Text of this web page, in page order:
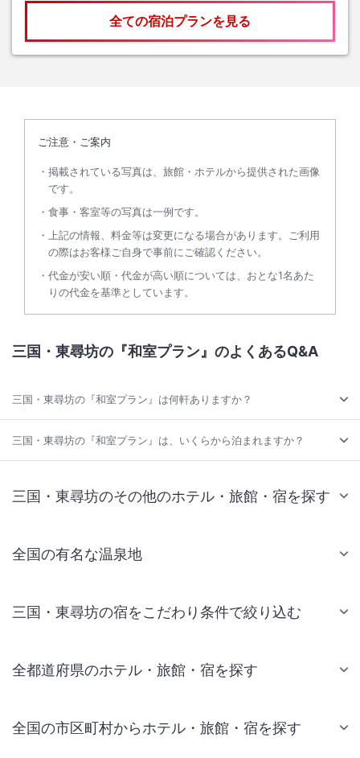
全ての宿泊プランを見る
ご注意・ご案内
掲載されている写真は、旅館・ホテルから提供された画像
です。
食事・客室等の写真は一例です。
上記の情報、料金等は変更になる場合があります。ご利用
の際はお客様ご自身で事前にご確認ください。
代金が安い順・代金が高い順については、おとな1名あた
りの代金を基準としています。
三国・東尋坊の『和室プラン』のよくあるQ&A
三国・東尋坊の『和室プラン』は何軒ありますか？
三国・東尋坊の『和室プラン』は、いくらから泊まれますか？
三国・東尋坊のその他のホテル・旅館・宿を探す
全国の有名な温泉地
三国・東尋坊の宿をこだわり条件で絞り込む
全都道府県のホテル・旅館・宿を探す
全国の市区町村からホテル・旅館・宿を探す